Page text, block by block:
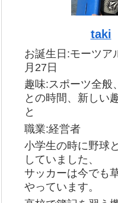
taki
お誕生日:モーツア
月27日
趣味:スポーツ全般
との時間、新しい
と
職業:経営者
小学生の時に野球
していました、
サッカーは今でも
やっています。